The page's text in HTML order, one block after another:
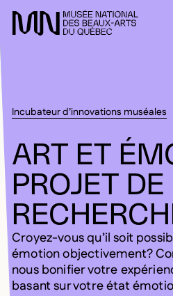
Sauter au menu principal
Sauter au contenu principal
Sauter au pied de page
Incubateur d’innovations muséales
ART ET
PROJET DE
Croyez-vous qu’il soit
émotion objectivement?
nous bonifier votre
basant sur votre état